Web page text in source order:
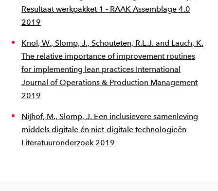
Resultaat werkpakket 1 - RAAK Assemblage 4.0
2019
Knol, W., Slomp, J., Schouteten, R.L.J. and Lauch, K.
The relative importance of improvement routines
for implementing lean practices International
Journal of Operations & Production Management
2019
Nijhof, M., Slomp, J. Een inclusievere samenleving
middels digitale én niet-digitale technologieën
Literatuuronderzoek 2019